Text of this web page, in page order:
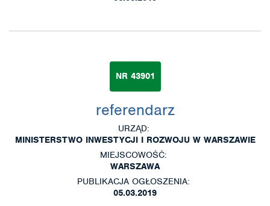
NR 43901
referendarz
URZĄD:
MINISTERSTWO INWESTYCJI I ROZWOJU W WARSZAWIE
MIEJSCOWOŚĆ:
WARSZAWA
PUBLIKACJA OGŁOSZENIA:
05.03.2019